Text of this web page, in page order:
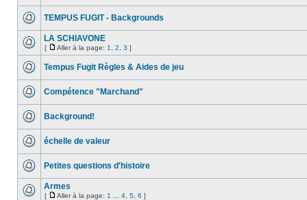
TEMPUS FUGIT - Backgrounds
LA SCHIAVONE
[ Aller à la page: 1 2 3 ]
Tempus Fugit Règles & Aides de jeu
Compétence "Marchand"
Background!
échelle de valeur
Petites questions d'histoire
Armes
[ Aller à la page: 1 4 5 6 ]